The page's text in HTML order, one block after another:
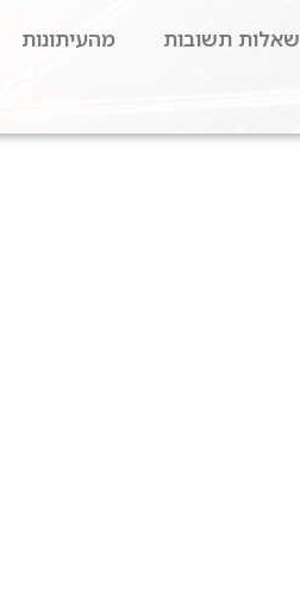
שאלות תשובות מהעיתונות